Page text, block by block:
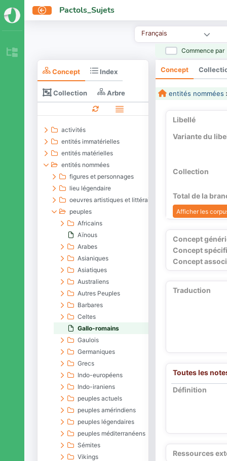
Pactols_Sujets
Français
Commence par
Concept Index
Collection Arbre
activités
entités immatérielles
entités matérielles
entités nommées
figures et personnages
lieu légendaire
oeuvres artistiques et littéraires
peuples
Africains
Aïnous
Arabes
Asianiques
Asiatiques
Australiens
Autres Peuples
Barbares
Celtes
Gallo-romains
Gaulois
Germaniques
Grecs
Indo-européens
Indo-iraniens
peuples actuels
peuples amérindiens
peuples légendaires
peuples méditerranéens
Sémites
Vikings
Concept
entités nommées
Libellé
Variante du
Collection
Total de la
Afficher les
Concept
Concept
Concept
Traduction
Toutes les
Définition
Ressources